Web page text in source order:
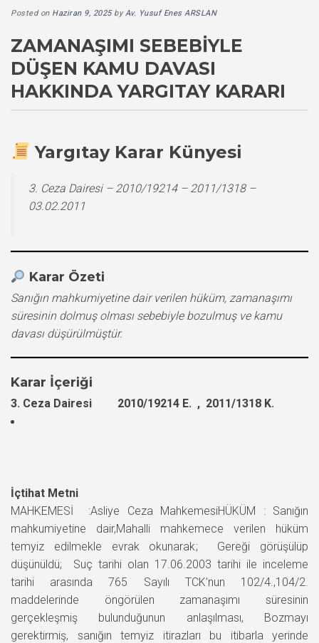
Posted on Haziran 9, 2025byAv. Yusuf Enes ARSLAN
ZAMANAŞIMI SEBEBIYLE
DÜŞEN KAMU DAVASI
HAKKINDA YARGITAY KARARI
Yargıtay Karar Künyesi
3. Ceza Dairesi – 2010/19214 – 2011/1318 –
03.02.2011
Karar Özeti
Sanığın mahkumiyetine dair verilen hüküm, zamanaşımı
süresinin dolmuş olması sebebiyle bozulmuş ve kamu
davası düşürülmüştür.
Karar İçeriği
3. Ceza Dairesi 2010/19214 E. , 2011/1318 K.
İçtihat Metni
MAHKEMESİ :Asliye Ceza MahkemesiHÜKÜM : Sanığın
mahkumiyetine dair,Mahalli mahkemece verilen hüküm
temyiz edilmekle evrak okunarak; Gereği görüşülüp
düşünüldü; Suç tarihi olan 17.06.2003 tarihi ile inceleme
tarihi arasında 765 Sayılı TCK’nun 102/4.,104/2.
maddelerinde öngörülen zamanaşımı süresinin
gerçekleşmiş bulunduğunun anlaşılması, Bozmayı
gerektirmiş, sanığın temyiz itirazları bu itibarla yerinde